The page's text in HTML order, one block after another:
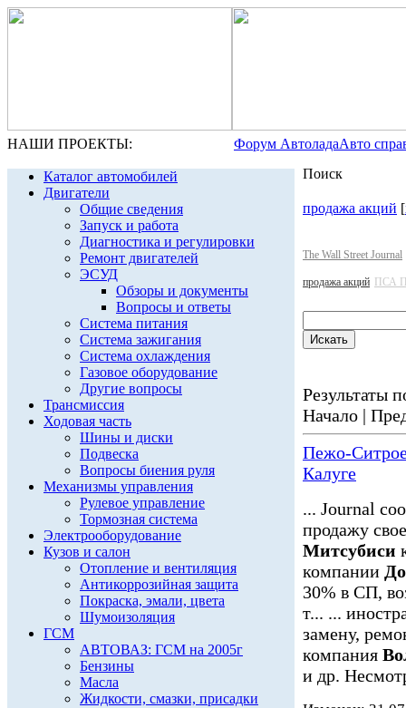
НАШИ ПРОЕКТЫ: Форум АвтоладаАвто
Каталог автомобилей
Двигатели
Общие сведения
Запуск и работа
Диагностика и регулировки
Ремонт двигателей
ЭСУД
Обзоры и документы
Вопросы и ответы
Система питания
Система зажигания
Система охлаждения
Газовое оборудование
Другие вопросы
Трансмиссия
Ходовая часть
Шины и диски
Подвеска
Вопросы биения руля
Механизмы управления
Рулевое управление
Тормозная система
Электрооборудование
Кузов и салон
Отопление и вентиляция
Антикоррозийная защита
Покраска, эмали, цвета
Шумоизоляция
ГСМ
АВТОВАЗ: ГСМ на 2005г
Бензины
Масла
Жидкости, смазки, присадки
Поиск
продажа акций [
The Wall Street Journal
продажа акций ПСА
Результаты
Начало |
Пежо-
Калуге
... Journal
продажу
Митсубиси
компании
30% в СП,
т... ...
замену,
компания
и др.